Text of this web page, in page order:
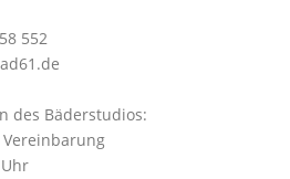
552
des Bäderstudios: